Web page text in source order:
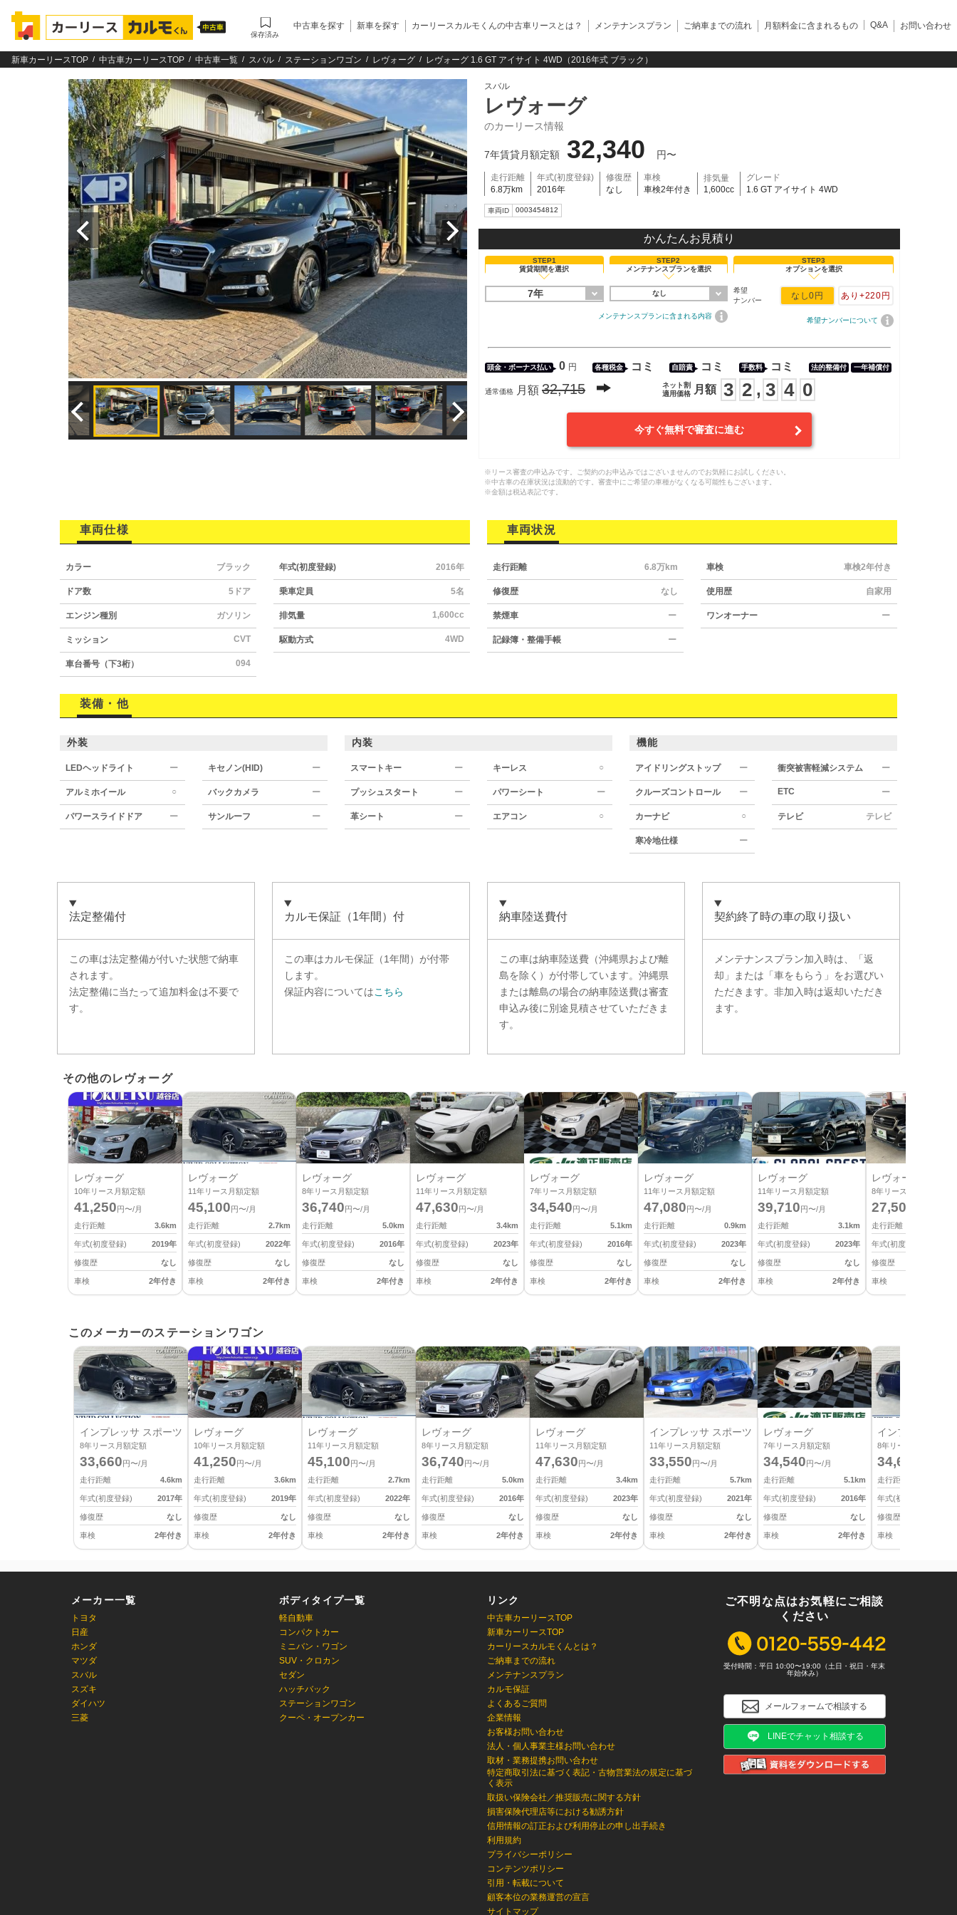
保存済み
中古車を探す 新車を探す カーリースカルモくんの中古車リースとは？ メンテナンスプラン ご納車までの流れ 月額料金に含まれるもの Q&A お問い合わせ
新車カーリースTOP 中古車カーリースTOP 中古車一覧 スバル ステーションワゴン レヴォーグ レヴォーグ 1.6 GT アイサイト 4WD（2016年式 ブラック）
スバル
レヴォーグ
のカーリース情報
7年賃貸月額定額 32,340 円〜
走行距離
6.8万km
年式(初度登録)
2016年
修復歴
なし
車検
車検2年付き
排気量
1,600cc
グレード
1.6 GT アイサイト 4WD
車両ID 0003454812
かんたんお見積り
STEP1
賃貸期間を選択
7年
STEP2
メンテナンスプランを選択
なし
メンテナンスプランに含まれる内容
STEP3
オプションを選択
希望
ナンバー
なし0円 あり +220円
希望ナンバーについて
頭金・ボーナス払い 0 円 各種税金 コミ 自賠責 コミ 手数料 コミ 法的整備付 一年補償付
通常価格 月額 32,715
ネット割
適用価格
月額 3 2 , 3 4 0
今すぐ無料で審査に進む
※リース審査の申込みです。ご契約のお申込みではございませんのでお気軽にお試しください。
※中古車の在庫状況は流動的です。審査中にご希望の車種がなくなる可能性もございます。
※金額は税込表記です。
車両仕様
カラー ブラック 年式(初度登録) 2016年
ドア数 5ドア 乗車定員 5名
エンジン種別 ガソリン 排気量 1,600cc
ミッション CVT 駆動方式 4WD
車台番号（下3桁） 094
車両状況
走行距離 6.8万km 車検 車検2年付き
修復歴 なし 使用歴 自家用
禁煙車 ー ワンオーナー ー
記録簿・整備手帳 ー
装備・他
外装
LEDヘッドライト ー キセノン(HID) ー
アルミホイール ○ バックカメラ ー
パワースライドドア ー サンルーフ ー
内装
スマートキー ー キーレス ○
プッシュスタート ー パワーシート ー
革シート ー エアコン ○
機能
アイドリングストップ ー 衝突被害軽減システム ー
クルーズコントロール ー ETC ー
カーナビ ○ テレビ テレビ
寒冷地仕様 ー
法定整備付
この車は法定整備が付いた状態で納車
されます。
法定整備に当たって追加料金は不要で
す。
カルモ保証（1年間）付
この車はカルモ保証（1年間） が付帯
します。
保証内容についてはこちら
納車陸送費付
この車は納車陸送費（沖縄県および離
島を除く）が付帯しています。沖縄県
または離島の場合の納車陸送費は審査
申込み後に別途見積させていただきま
す。
契約終了時の車の取り扱い
メンテナンスプラン加入時は、「返
却」または「車をもらう」をお選びい
ただきます。非加入時は返却いただき
ます。
その他のレヴォーグ
レヴォーグ
10年リース月額定額
41,250 円〜/月
走行距離
3.6km
年式(初度登録) 2019年
修復歴 なし
車検 2年付き
レヴォーグ
11年リース月額定額
45,100 円〜/月
走行距離
2.7km
年式(初度登録) 2022年
修復歴 なし
車検 2年付き
レヴォーグ
8年リース月額定額
36,740 円〜/月
走行距離
5.0km
年式(初度登録) 2016年
修復歴 なし
車検 2年付き
レヴォーグ
11年リース月額定額
47,630 円〜/月
走行距離
3.4km
年式(初度登録) 2023年
修復歴 なし
車検 2年付き
レヴォーグ
7年リース月額定額
34,540 円〜/月
走行距離
5.1km
年式(初度登録) 2016年
修復歴 なし
車検 2年付き
レヴォーグ
11年リース月額定額
47,080 円〜/月
走行距離
0.9km
年式(初度登録) 2023年
修復歴 なし
車検 2年付き
レヴォーグ
11年リース月額定額
39,710 円〜/月
走行距離
3.1km
年式(初度登録) 2023年
修復歴 なし
車検 2年付き
レヴォーグ
8年リース月額定額
27,500
走行距離
年式(初度登録)
修復歴
車検
このメーカーのステーションワゴン
インプレッサ スポーツ
8年リース月額定額
33,660 円〜/月
走行距離
4.6km
年式(初度登録) 2017年
修復歴 なし
車検 2年付き
レヴォーグ
10年リース月額定額
41,250 円〜/月
走行距離
3.6km
年式(初度登録) 2019年
修復歴 なし
車検 2年付き
レヴォーグ
11年リース月額定額
45,100 円〜/月
走行距離
2.7km
年式(初度登録) 2022年
修復歴 なし
車検 2年付き
レヴォーグ
8年リース月額定額
36,740 円〜/月
走行距離
5.0km
年式(初度登録) 2016年
修復歴 なし
車検 2年付き
レヴォーグ
11年リース月額定額
47,630 円〜/月
走行距離
3.4km
年式(初度登録) 2023年
修復歴 なし
車検 2年付き
インプレッサ スポーツ
11年リース月額定額
33,550 円〜/月
走行距離
5.7km
年式(初度登録) 2021年
修復歴 なし
車検 2年付き
レヴォーグ
7年リース月額定額
34,540 円〜/月
走行距離
5.1km
年式(初度登録) 2016年
修復歴 なし
車検 2年付き
インプレッサ ス
8年リース月額定額
34,650
走行距離
年式(初度登録)
修復歴
車検
メーカー一覧
トヨタ
日産
ホンダ
マツダ
スバル
スズキ
ダイハツ
三菱
ボディタイプ一覧
軽自動車
コンパクトカー
ミニバン・ワゴン
SUV・クロカン
セダン
ハッチバック
ステーションワゴン
クーペ・オープンカー
リンク
中古車カーリースTOP
新車カーリースTOP
カーリースカルモくんとは？
ご納車までの流れ
メンテナンスプラン
カルモ保証
よくあるご質問
企業情報
お客様お問い合わせ
法人・個人事業主様お問い合わせ
取材・業務提携お問い合わせ
特定商取引法に基づく表記・古物営業法の規定に基づ
く表示
取扱い保険会社／推奨販売に関する方針
損害保険代理店等における勧誘方針
信用情報の訂正および利用停止の申し出手続き
利用規約
プライバシーポリシー
コンテンツポリシー
引用・転載について
顧客本位の業務運営の宣言
サイトマップ
ご不明な点はお気軽にご相談
ください
受付時間：平日 10:00〜19:00（土日・祝日・年末
年始休み）
メールフォームで相談する
LINEでチャット相談する